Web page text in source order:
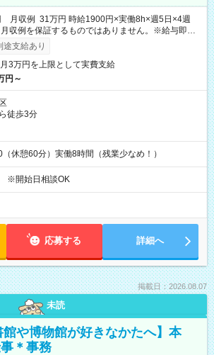
月収例 31万円 時給1900円×実働8h×週5日×4週
収例を保証するものではありません。※給与即受
利用可（利用条件有）
途支給あり
3万円を上限として実費支給
円～
徒歩3分
休憩60分）実働8時間（残業少なめ！）
※開始日相談OK
応募する 詳細へ
掲載日：2026.08.07
未読
や博物館が好きなかたへ】本
＊事務